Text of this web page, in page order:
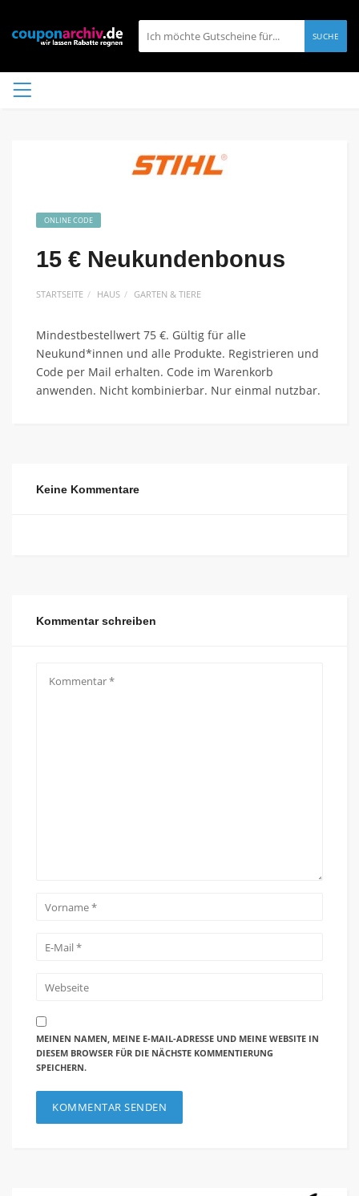
SUCHE
ONLINE CODE
15 € Neukundenbonus
STARTSEITE HAUS GARTEN & TIERE
Mindestbestellwert 75 €. Gültig für alle
Neukund*innen und alle Produkte. Registrieren und
Code per Mail erhalten. Code im Warenkorb
anwenden. Nicht kombinierbar. Nur einmal nutzbar.
Keine Kommentare
Kommentar schreiben
MEINEN NAMEN, MEINE E-MAIL-ADRESSE UND MEINE WEBSITE IN
DIESEM BROWSER FÜR DIE NÄCHSTE KOMMENTIERUNG
SPEICHERN.